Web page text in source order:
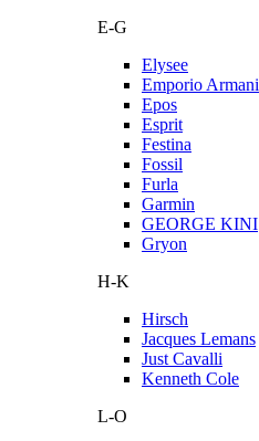
E-G
Elysee
Emporio Armani
Epos
Esprit
Festina
Fossil
Furla
Garmin
GEORGE KINI
Gryon
H-K
Hirsch
Jacques Lemans
Just Cavalli
Kenneth Cole
L-O